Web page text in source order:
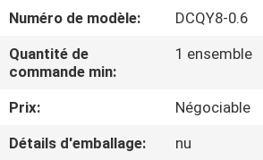
VISITE
L'USINE
Numéro de modèle:
DCQY8-0.6
Quantité de
commande min:
1 ensemble
Prix:
Négociable
Détails d'emballage:
nu